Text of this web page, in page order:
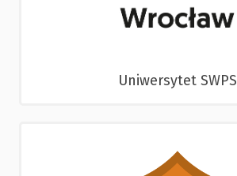
Uniwersytet SWPS